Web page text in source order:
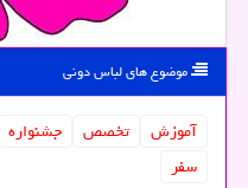
موضوع های لباس دونی
آموزش تخصص جشنواره
سفر